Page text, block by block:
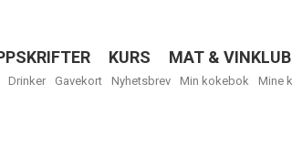
KURS MAT &
Drinker Gavekort Nyhetsbrev Min kokebok Mine